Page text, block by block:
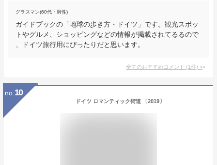
グラスマン(60代・男性)
ガイドブックの「地球の歩き方・ドイツ」です。観光スポッ
トやグルメ、ショッピングなどの情報が掲載されてるるので
、ドイツ旅行用にぴったりだと思います。
全てのおすすめコメント (1件) >
no. 10
ドイツ ロマンティック街道 〔2019〕